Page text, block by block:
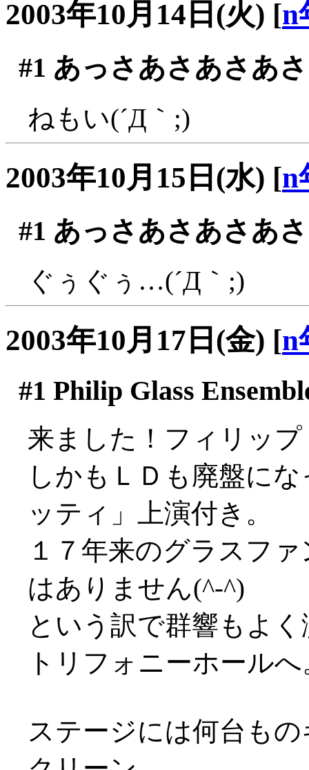
2003年10月14日(火) [n
#1 あっさあさあさあ
ねもい(´Д｀;)
2003年10月15日(水) [n
#1 あっさあさあさあ
ぐぅぐぅ…(´Д｀;)
2003年10月17日(金) [n
#1 Philip Glass
来ました！フィリッ
しかもＬＤも廃盤に
ッティ」上演付き。
１７年来のグラスフ
はありません(^-^)
という訳で群響もよ
トリフォニーホールへ
ステージには何台も